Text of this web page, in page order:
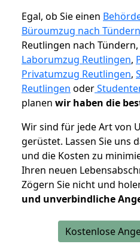
Egal, ob Sie einen
Büroumzug nach Tündern
Reutlingen nach Tündern,
Laborumzug Reutlingen,
Privatumzug Reutlingen,
Reutlingen oder
planen wir haben die
Wir sind für jede Art von
gerüstet. Lassen Sie uns
und die Kosten zu
Ihren neuen
Zögern Sie nicht und
und unverbindliche
Kostenlose